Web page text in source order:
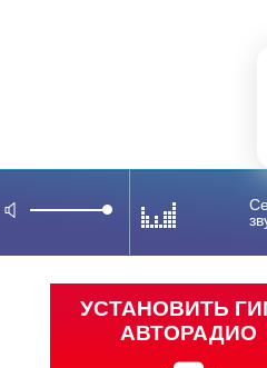
УСТАНОВИТЬ
АВТОРАДИО